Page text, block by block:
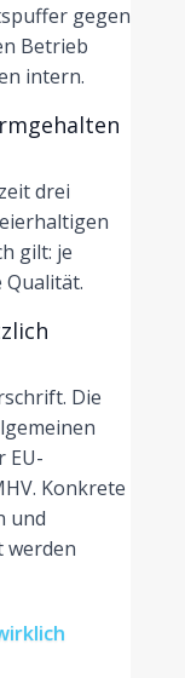
gegen
Betrieb
intern.
drei
gilt: je
Qualität.
Die
EU-
Konkrete
und
werden